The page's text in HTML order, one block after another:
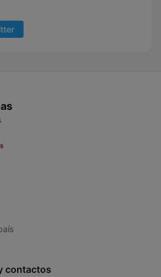
contactos